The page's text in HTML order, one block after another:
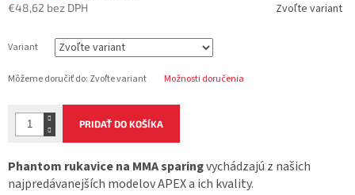
€48,62 bez DPH
cena:
Zvoľte variant
Variant
Môžeme doručiť do: Zvoľte variant Možnosti doručenia
PRIDAŤ DO KOŠÍKA
Phantom rukavice na MMA sparingvychádzajú z našich
najpredávanejších modelov APEX a ich kvality.